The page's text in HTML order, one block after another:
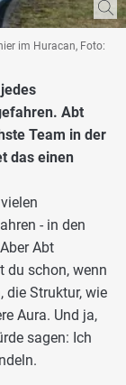
im Huracan, Foto:
Abt
Team in der
das einen
- in den
Abt
du schon, wenn
die Struktur, wie
Aura. Und ja,
sagen: Ich